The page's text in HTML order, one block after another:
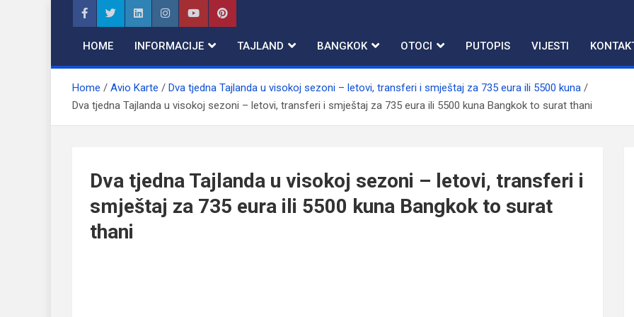
contentHOME INFORMACIJE TAJLAND BANGKOK OTOCI PUTOPIS VIJESTI
Home Avio Karte
Dva tjedna Tajlanda u visokoj sezoni – letovi, transferi i smještaj za 735 eura ili 5500 kuna
Dva tjedna Tajlanda u visokoj sezoni – letovi, transferi i smještaj za 735 eura ili 5500 kuna Bangkok to surat thani
Dva tjedna Tajlanda u visokoj sezoni – letovi, transferi i
smještaj za 735 eura ili 5500 kuna Bangkok to surat
thani